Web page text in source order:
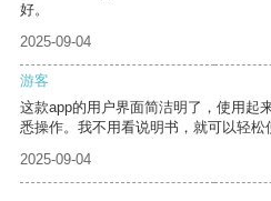
好。
2025-09-04
游客
这款app的用户界面简洁明了，使用起
悉操作。我不用看说明书，就可以轻松
2025-09-04